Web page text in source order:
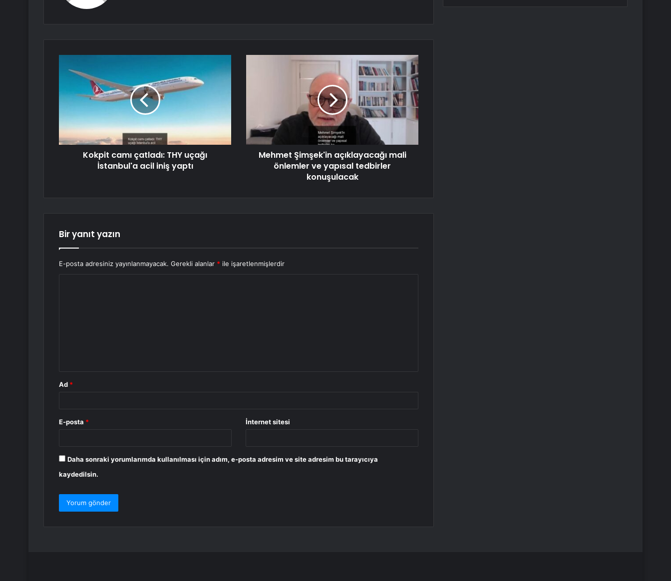
Kokpit camı çatladı: THY uçağı
İstanbul'a acil iniş yaptı
Mehmet Şimşek'in açıklayacağı mali
önlemler ve yapısal tedbirler
konuşulacak
Bir yanıt yazın
E-posta adresiniz yayınlanmayacak. Gerekli alanlar * ile işaretlenmişlerdir
Ad *
E-posta * İnternet sitesi
Daha sonraki yorumlarımda kullanılması için adım, e-posta adresim ve site adresim bu tarayıcıya
kaydedilsin.